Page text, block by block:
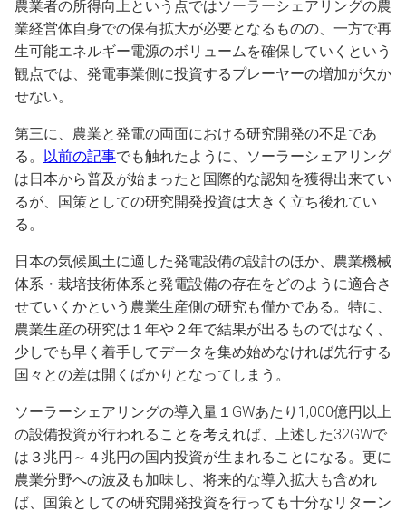
農業者の所得向上という点ではソーラーシェアリングの農
業経営体自身での保有拡大が必要となるものの、一方で再
生可能エネルギー電源のボリュームを確保していくという
観点では、発電事業側に投資するプレーヤーの増加が欠か
せない。
第三に、農業と発電の両面における研究開発の不足であ
る。 以前の記事でも触れたように、ソーラーシェアリング
は日本から普及が始まったと国際的な認知を獲得出来てい
るが、国策としての研究開発投資は大きく立ち後れてい
る。
日本の気候風土に適した発電設備の設計のほか、農業機械
体系・栽培技術体系と発電設備の存在をどのように適合さ
せていくかという農業生産側の研究も僅かである。特に、
農業生産の研究は１年や２年で結果が出るものではなく、
少しでも早く着手してデータを集め始めなければ先行する
国々との差は開くばかりとなってしまう。
ソーラーシェアリングの導入量１GWあたり1,000億円以上
の設備投資が行われることを考えれば、上述した32GWで
は３兆円～４兆円の国内投資が生まれることになる。更に
農業分野への波及も加味し、将来的な導入拡大も含めれ
ば、国策としての研究開発投資を行っても十分なリターン